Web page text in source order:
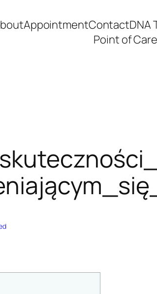
AppointmentContactDNA
Point of